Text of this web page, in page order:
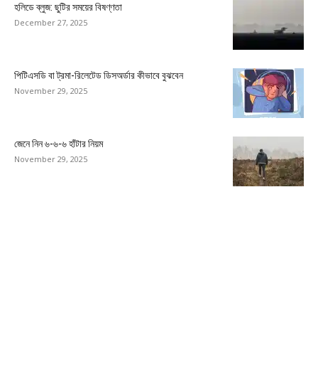
হলিডে ব্লুজ: ছুটির সময়ের বিষণ্ণতা
December 27, 2025
পিটিএসডি বা ট্রমা-রিলেটেড ডিসঅর্ডার কীভাবে বুঝবেন
November 29, 2025
জেনে নিন ৬-৬-৬ হাঁটার নিয়ম
November 29, 2025